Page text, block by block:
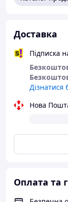
Доставка
Підписка
Дізнатися
Нова
Оплата та